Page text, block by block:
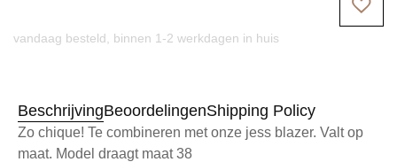
vandaag besteld, binnen 1-2 werkdagen in huis
BeschrijvingBeoordelingenShipping Policy
Zo chique! Te combineren met onze jess blazer. Valt op
maat. Model draagt maat 38